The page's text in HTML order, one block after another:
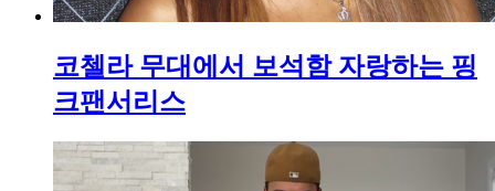
코첼라 무대에서 보석함 자랑하는 핑
크팬서리스